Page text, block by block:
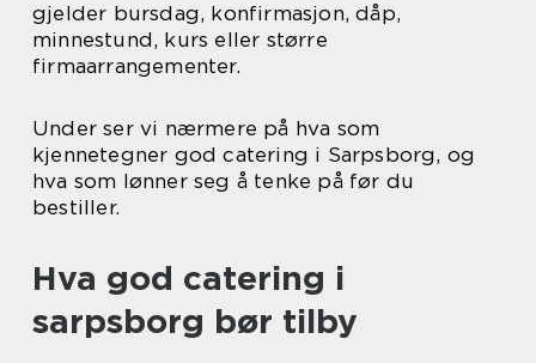
gjelder bursdag, konfirmasjon, dåp,
minnestund, kurs eller større
firmaarrangementer.
Under ser vi nærmere på hva som
kjennetegner god catering i Sarpsborg, og
hva som lønner seg å tenke på før du
bestiller.
Hva god catering i
sarpsborg bør tilby